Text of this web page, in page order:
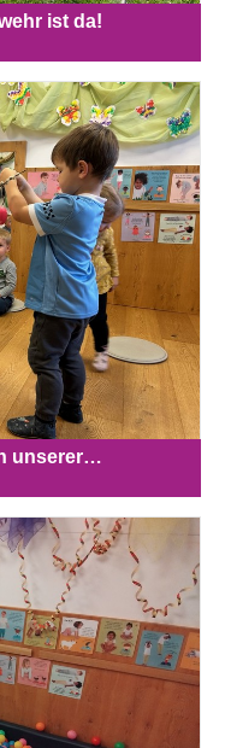
ist da!
unserer…